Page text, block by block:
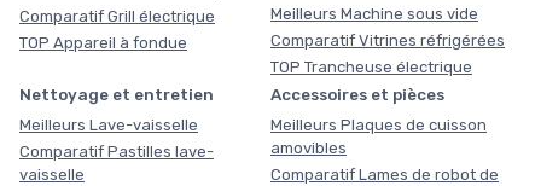
Comparatif Grill électrique
TOP Appareil à fondue
Meilleurs Machine sous vide
Comparatif Vitrines réfrigérées
TOP Trancheuse électrique
Nettoyage et entretien
Meilleurs Lave-vaisselle
Comparatif Pastilles lave-
vaisselle
Accessoires et pièces
Meilleurs Plaques de cuisson
amovibles
Comparatif Lames de robot de